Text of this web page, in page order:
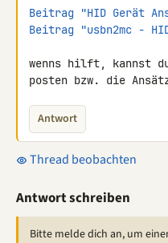
Beitrag "HID Gerät
Beitrag "usbn2mc -
wenns hilft, kannst
posten bzw. die
Antwort
Thread beobachten
Antwort schreiben
Bitte melde dich an, um